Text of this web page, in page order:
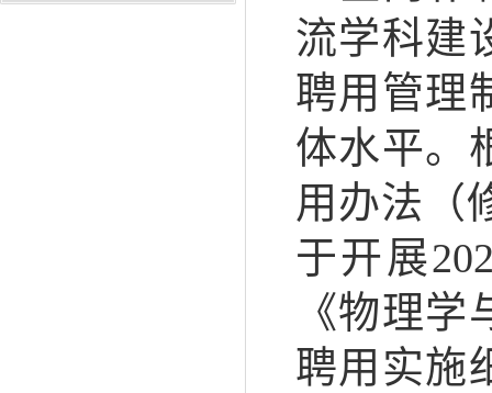
流学科建
聘用管理
体水平。
用办法（
于开展
《物理
聘用实施